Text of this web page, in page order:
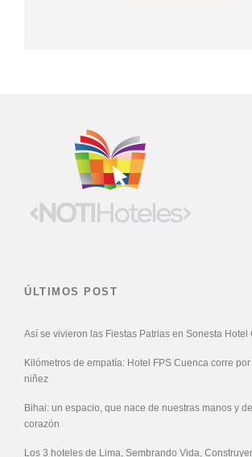
ÚLTIMOS POST
Así se vivieron las Fiestas Patrias en Sonesta Hotel
Kilómetros de empatía: Hotel FPS Cuenca corre
niñez
Bihai: un espacio, que nace de nuestras manos y
corazón
Los 3 hoteles de Lima, Sembrando Vida,